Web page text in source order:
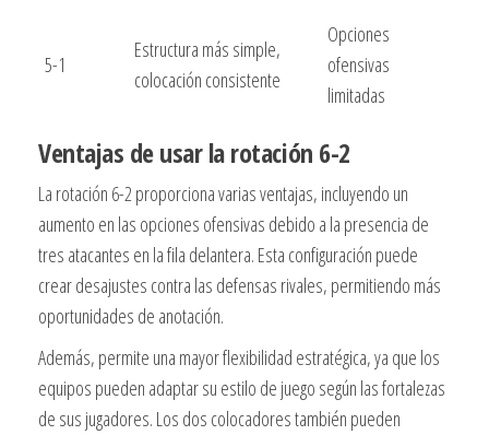
5-1
Estructura más simple,
colocación consistente
Opciones
ofensivas
limitadas
Ventajas de usar la rotación 6-2
La rotación 6-2 proporciona varias ventajas, incluyendo un
aumento en las opciones ofensivas debido a la presencia de
tres atacantes en la fila delantera. Esta configuración puede
crear desajustes contra las defensas rivales, permitiendo más
oportunidades de anotación.
Además, permite una mayor flexibilidad estratégica, ya que los
equipos pueden adaptar su estilo de juego según las fortalezas
de sus jugadores. Los dos colocadores también pueden